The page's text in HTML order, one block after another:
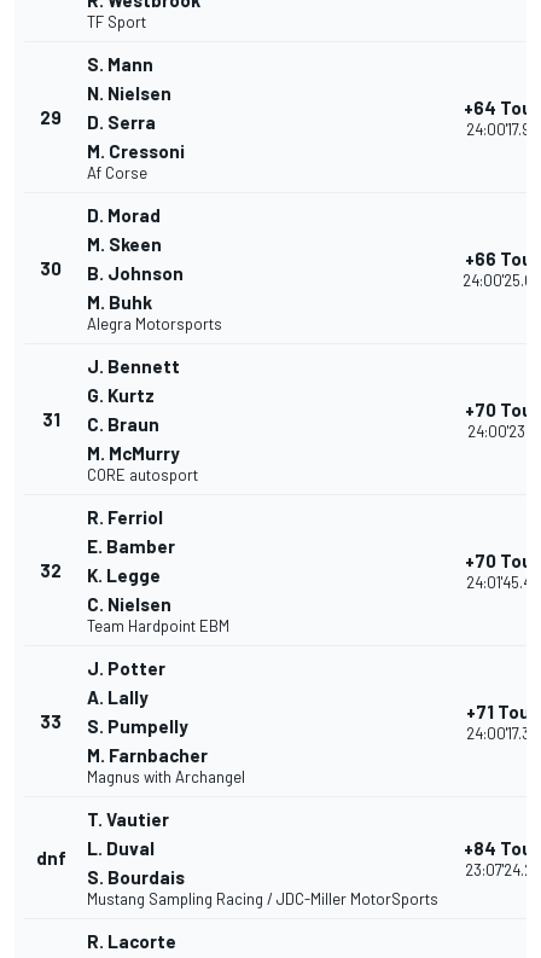
TF Sport
29
S. Mann
N. Nielsen
D. Serra
M. Cressoni
Af Corse
+64
30
D. Morad
M. Skeen
B. Johnson
M. Buhk
Alegra Motorsports
+66
31
J. Bennett
G. Kurtz
C. Braun
M. McMurry
CORE autosport
+70
32
R. Ferriol
E. Bamber
K. Legge
C. Nielsen
Team Hardpoint EBM
+70
33
J. Potter
A. Lally
S. Pumpelly
M. Farnbacher
Magnus with Archangel
+71
dnf
T. Vautier
L. Duval
S. Bourdais
Mustang Sampling Racing / JDC-Miller MotorSports
+84
R. Lacorte